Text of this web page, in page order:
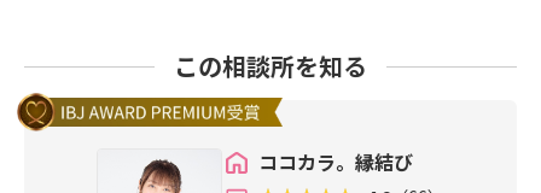
この相談所を知る
ココカラ。縁結び